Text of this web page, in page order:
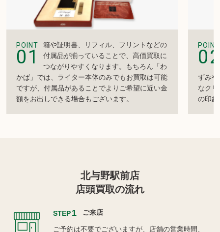
POINT
01
箱や証明書、リフィル、フリントなどの
付属品が揃っていることで、高価買取に
つながりやすくなります。もちろん「わ
かば」では、ライター本体のみでもお買取は可能
ですが、付属品があることでよりご希望に近い金
額をお出しできる場合もございます。
POINT
ずみ
なク
の印
北与野駅前店
店頭買取の流れ
STEP1 ご来店
ご予約は不要でございますが、店舗の営業時間、